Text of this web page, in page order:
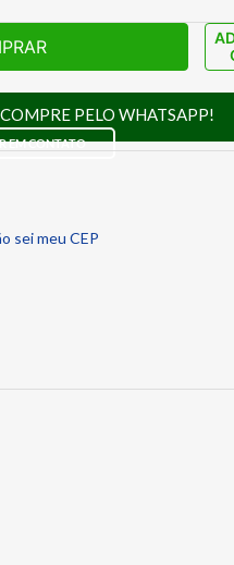
PELO WHATSAPP!
EM CONTATO
sei meu CEP